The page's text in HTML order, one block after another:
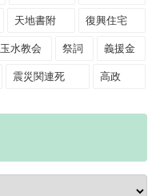
天地書附 復興住宅
玉水教会 祭詞 義援金
震災関連死 高政